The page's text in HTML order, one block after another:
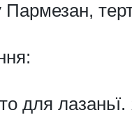
Пармезан,
для